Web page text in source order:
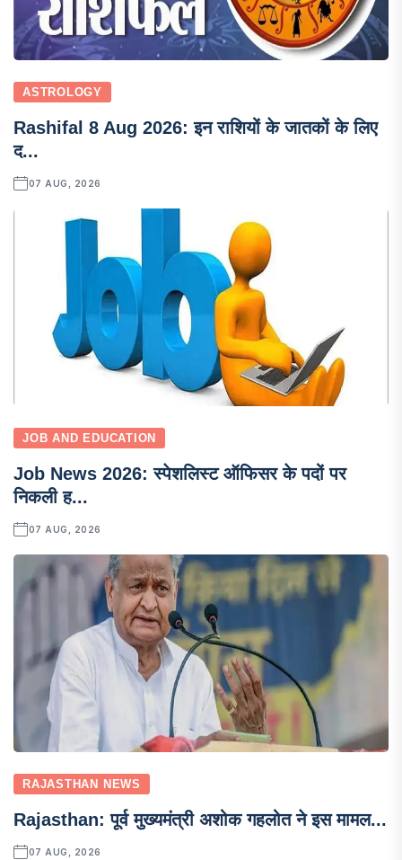
ASTROLOGY
Rashifal 8 Aug 2026: इन राशियों के जातकों के लिए
द...
07 AUG, 2026
JOB AND EDUCATION
Job News 2026: स्पेशलिस्ट ऑफिसर के पदों पर
निकली ह...
07 AUG, 2026
RAJASTHAN NEWS
Rajasthan: पूर्व मुख्यमंत्री अशोक गहलोत ने इस मामल...
07 AUG, 2026